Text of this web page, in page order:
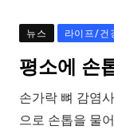
뉴스 라이프/건
평소에 손
손가락 뼈 감염
으로 손톱을 물